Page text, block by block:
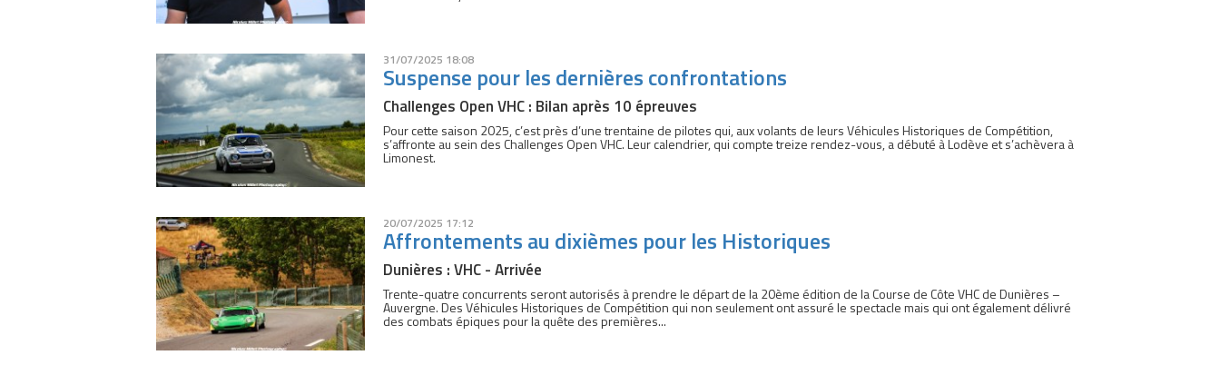
31/07/2025 18:08
Suspense pour les dernières confrontations
Challenges Open VHC : Bilan après 10 épreuves
Pour cette saison 2025, c’est près d’une trentaine de pilotes qui, aux volants de leurs Véhicules Historiques de Compétition,
s’affronte au sein des Challenges Open VHC. Leur calendrier, qui compte treize rendez-vous, a débuté à Lodève et s’achèvera à
Limonest.
20/07/2025 17:12
Affrontements au dixièmes pour les Historiques
Dunières : VHC - Arrivée
Trente-quatre concurrents seront autorisés à prendre le départ de la 20ème édition de la Course de Côte VHC de Dunières –
Auvergne. Des Véhicules Historiques de Compétition qui non seulement ont assuré le spectacle mais qui ont également délivré
des combats épiques pour la quête des premières...